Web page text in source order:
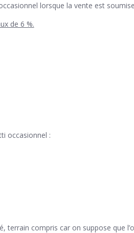
lorsque la vente est
de 6 %.
occasionnel :
terrain compris car on suppose que